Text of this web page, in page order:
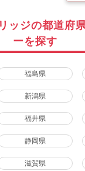
ッジの都道府
ーを探す
福島県
新潟県
福井県
静岡県
滋賀県